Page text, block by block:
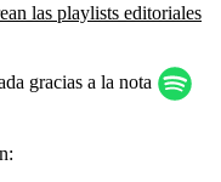
las playlists editoriales
gracias a la nota